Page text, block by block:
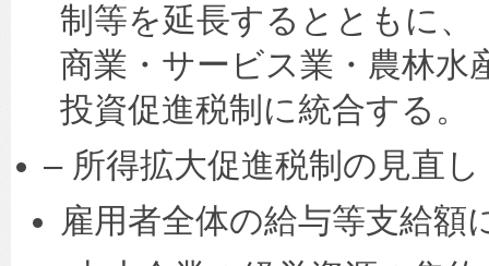
制等を延長するとともに、
商業・サービス業・農林水
投資促進税制に統合する。
– 所得拡大促進税制の見直し
雇用者全体の給与等支給額